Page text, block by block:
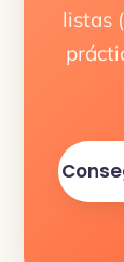
listas